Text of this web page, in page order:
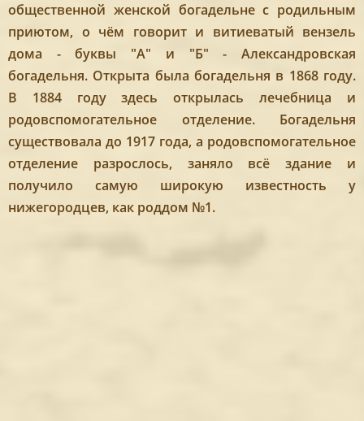
общественной женской богадельне с родильным
приютом, о чём говорит и витиеватый вензель
дома - буквы "А" и "Б" - Александровская
богадельня. Открыта была богадельня в 1868 году.
В 1884 году здесь открылась лечебница и
родовспомогательное отделение. Богадельня
существовала до 1917 года, а родовспомогательное
отделение разрослось, заняло всё здание и
получило самую широкую известность у
нижегородцев, как роддом №1.